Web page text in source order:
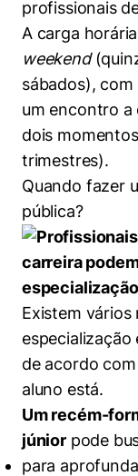
profissionais
A carga
weekend
sábados),
um encontro a
dois
trimestres).
Quando fazer
pública?
Existem
especialização
de acordo
aluno está.
Um recém-
júniorpode
para
Cookies